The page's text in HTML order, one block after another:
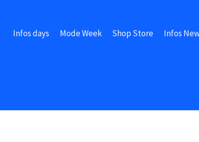
Infos days Mode Week Shop Store Infos